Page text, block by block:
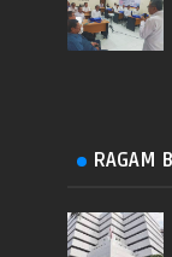
RAGAM